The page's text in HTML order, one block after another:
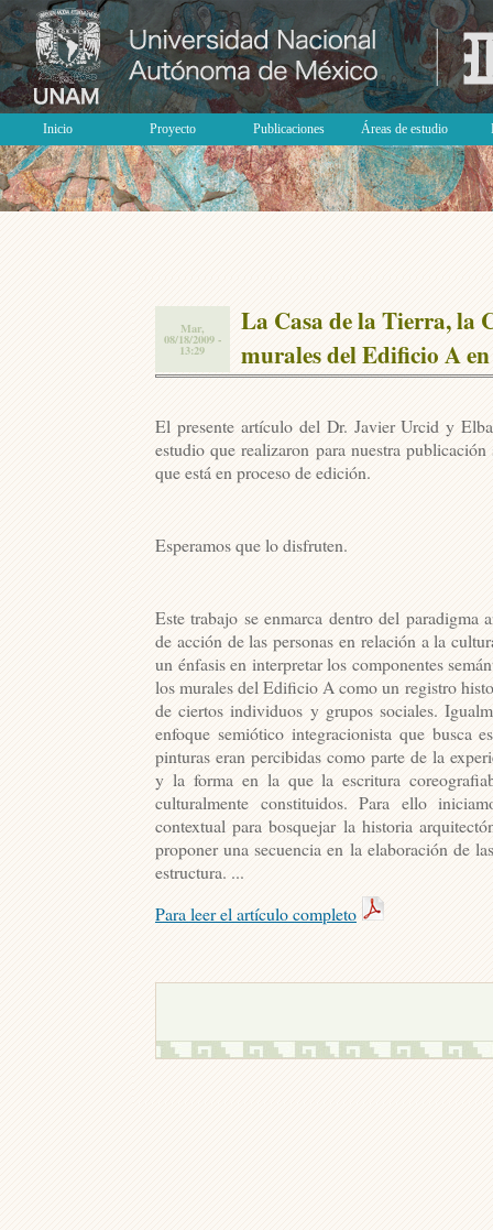
Inicio Proyecto Publicaciones Áreas de estudio
Mar,
08/18/2009 -
13:29
La Casa de la Tierra, la
murales del Edificio A
El presente artículo del Dr. Javier Urcid y
estudio que realizaron para nuestra
que está en proceso de edición.
Esperamos que lo disfruten.
Este trabajo se enmarca dentro del paradigma
de acción de las personas en relación a la
un énfasis en interpretar los componentes
los murales del Edificio A como un registro
de ciertos individuos y grupos sociales.
enfoque semiótico integracionista que busca
pinturas eran percibidas como parte de la
y la forma en la que la escritura
culturalmente constituidos. Para ello
contextual para bosquejar la historia
proponer una secuencia en la elaboración de
estructura. ...
Para leer el artículo completo